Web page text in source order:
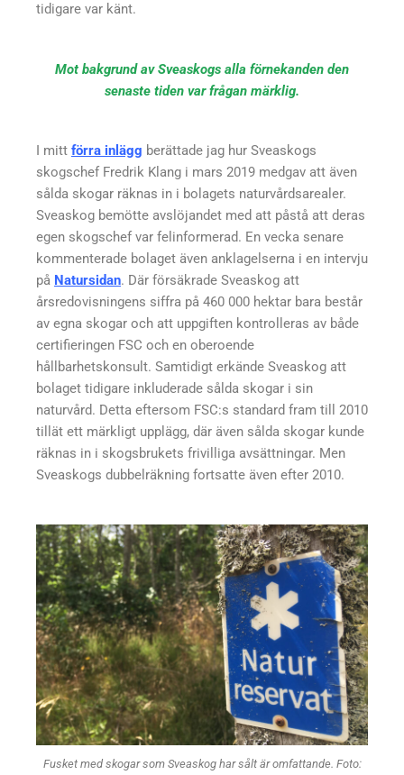
tidigare var känt.
Mot bakgrund av Sveaskogs alla förnekanden den
senaste tiden var frågan märklig.
I mitt förra inlägg berättade jag hur Sveaskogs
skogschef Fredrik Klang i mars 2019 medgav att även
sålda skogar räknas in i bolagets naturvårdsarealer.
Sveaskog bemötte avslöjandet med att påstå att deras
egen skogschef var felinformerad. En vecka senare
kommenterade bolaget även anklagelserna i en intervju
på Natursidan. Där försäkrade Sveaskog att
årsredovisningens siffra på 460 000 hektar bara består
av egna skogar och att uppgiften kontrolleras av både
certifieringen FSC och en oberoende
hållbarhetskonsult. Samtidigt erkände Sveaskog att
bolaget tidigare inkluderade sålda skogar i sin
naturvård. Detta eftersom FSC:s standard fram till 2010
tillät ett märkligt upplägg, där även sålda skogar kunde
räknas in i skogsbrukets frivilliga avsättningar. Men
Sveaskogs dubbelräkning fortsatte även efter 2010.
Fusket med skogar som Sveaskog har sålt är omfattande. Foto: